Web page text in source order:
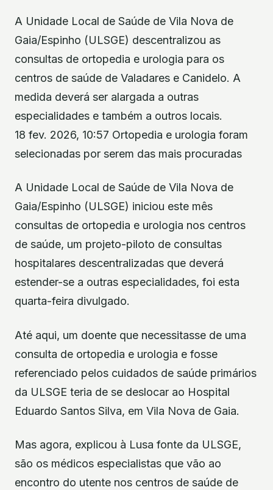
A Unidade Local de Saúde de Vila Nova de
Gaia/Espinho (ULSGE) descentralizou as
consultas de ortopedia e urologia para os
centros de saúde de Valadares e Canidelo. A
medida deverá ser alargada a outras
especialidades e também a outros locais.
18 fev. 2026, 10:57 Ortopedia e urologia foram
selecionadas por serem das mais procuradas
A Unidade Local de Saúde de Vila Nova de
Gaia/Espinho (ULSGE) iniciou este mês
consultas de ortopedia e urologia nos centros
de saúde, um projeto-piloto de consultas
hospitalares descentralizadas que deverá
estender-se a outras especialidades, foi esta
quarta-feira divulgado.
Até aqui, um doente que necessitasse de uma
consulta de ortopedia e urologia e fosse
referenciado pelos cuidados de saúde primários
da ULSGE teria de se deslocar ao Hospital
Eduardo Santos Silva, em Vila Nova de Gaia.
Mas agora, explicou à Lusa fonte da ULSGE,
são os médicos especialistas que vão ao
encontro do utente nos centros de saúde de